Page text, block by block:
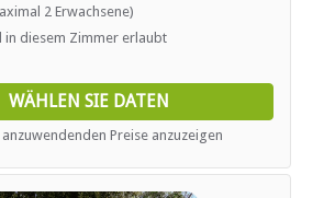
(täglich)
der Straße)
abgegrenzten Gebieten
drinnen
all mod cons including Nespresso
fridge freezer, 43 in Smart Tv Netflix,
Safe, USB charging stations. Outside is
2 Erwachsene)
in diesem Zimmer erlaubt
WÄHLEN SIE DATEN
Preise anzuzeigen